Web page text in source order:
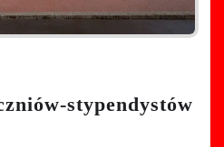
stypendystów